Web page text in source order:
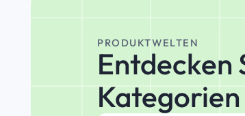
PRODUKTWELTEN
Entdecken
Kategorien